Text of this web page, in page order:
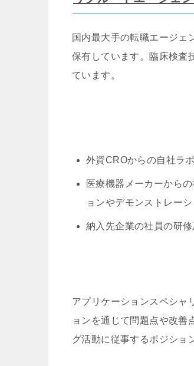
国内最大手の転職エージェ
保有しています。臨床検査
ています。
外資CROからの自社ラ
医療機器メーカーから
ョンやデモンストレーシ
納入先企業の社員の研
アプリケーションスペシャ
ョンを通じて問題点や改善
グ活動に従事するポジショ